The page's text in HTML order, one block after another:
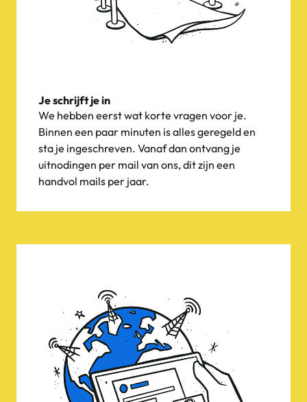
Je schrijft je in
We hebben eerst wat korte vragen voor je.
Binnen een paar minuten is alles geregeld en
sta je ingeschreven. Vanaf dan ontvang je
uitnodingen per mail van ons, dit zijn een
handvol mails per jaar.